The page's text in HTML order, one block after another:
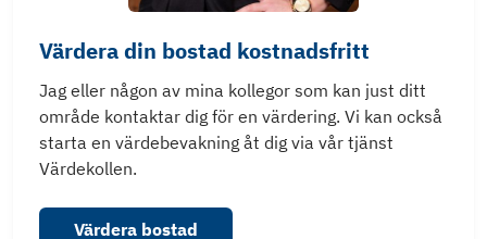
Värdera din bostad kostnadsfritt
Jag eller någon av mina kollegor som kan just ditt
område kontaktar dig för en värdering. Vi kan också
starta en värdebevakning åt dig via vår tjänst
Värdekollen.
Värdera bostad